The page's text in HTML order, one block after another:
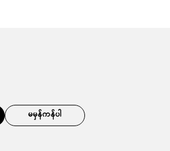
မမှန်ကန်ပါ